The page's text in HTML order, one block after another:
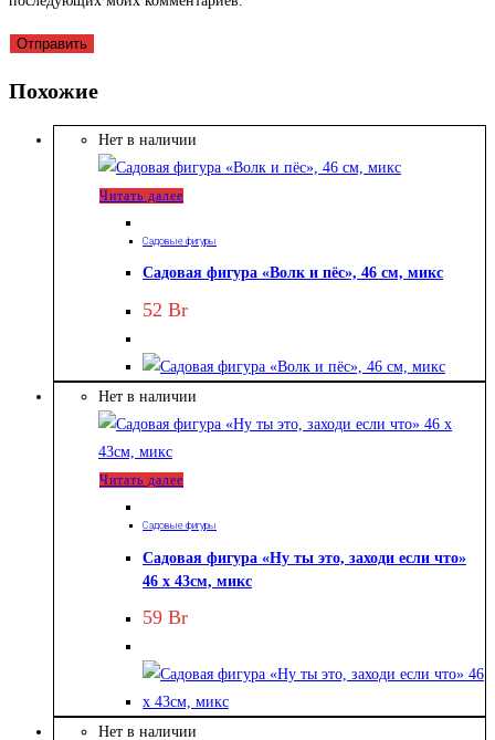
Похожие
Нет в наличии
Читать далее
Садовые фигуры
Садовая фигура «Волк и пёс», 46 см, микс
52 Br
Нет в наличии
Читать далее
Садовые фигуры
Садовая фигура «Ну ты это, заходи если что»
46 х 43см, микс
59 Br
Нет в наличии